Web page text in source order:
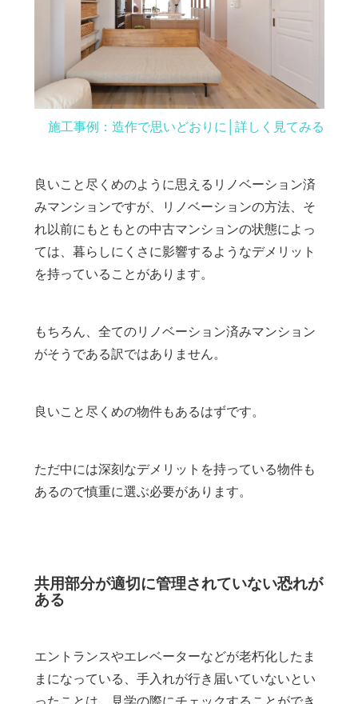
施工事例：造作で思いどおりに│詳しく見てみる
良いこと尽くめのように思えるリノベーション済
みマンションですが、リノベーションの方法、そ
れ以前にもともとの中古マンションの状態によっ
ては、暮らしにくさに影響するようなデメリット
を持っていることがあります。
もちろん、全てのリノベーション済みマンション
がそうである訳ではありません。
良いこと尽くめの物件もあるはずです。
ただ中には深刻なデメリットを持っている物件も
あるので慎重に選ぶ必要があります。
共用部分が適切に管理されていない恐れが
ある
エントランスやエレベーターなどが老朽化したま
まになっている、手入れが行き届いていないとい